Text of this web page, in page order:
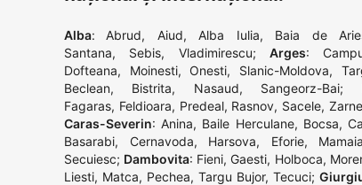
Alba: Abrud, Aiud,Alba Iulia, Baia de
Santana, Sebis, Vladimirescu; Arges:
Dofteana, Moinesti, Onesti, Slanic-Moldova,
Beclean, Bistrita, Nasaud, Sangeorz-Bai;
Fagaras, Feldioara, Predeal, Rasnov, Sacele,
Caras-Severin:Anina, Baile Herculane, Bocsa,
Basarabi, Cernavoda, Harsova, Eforie, Mamaia
Secuiesc; Dambovita: Fieni, Gaesti, Holboca,
Liesti, Matca, Pechea, Targu Bujor, Tecuci;